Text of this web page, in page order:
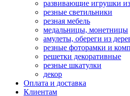
развивающие игрушки из
резные светильники
резная мебель
медальницы, монетницы
амулеты, обереги из
резные фоторамки и
решетки декоративные
резные шкатулки
декор
Оплата и доставка
Клиентам